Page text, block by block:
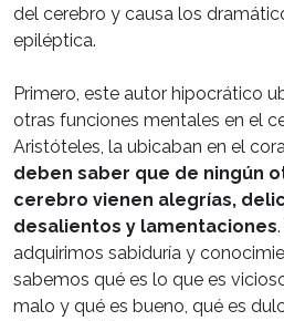
del cerebro y causa los
epiléptica.
Primero, este autor hipocrático
otras funciones mentales en el
Aristóteles, la ubicaban en el
deben saber que de ningún
cerebro vienen alegrías,
desalientos y lamentaciones
adquirimos sabiduría y
sabemos qué es lo que es
malo y qué es bueno, qué es